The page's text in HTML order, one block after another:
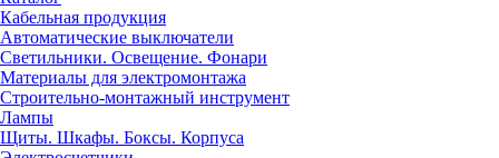
Кабельная продукция
Автоматические выключатели
Светильники. Освещение. Фонари
Материалы для электромонтажа
Строительно-монтажный инструмент
Лампы
Щиты. Шкафы. Боксы. Корпуса